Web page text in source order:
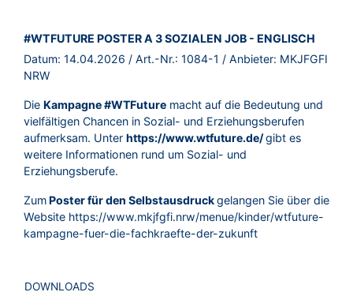
BROSCHÜRE:
#WTFUTURE POSTER A 3 SOZIALEN JOB - ENGLISCH
Datum: 14.04.2026 / Art.-Nr.: 1084-1 / Anbieter: MKJFGFI
NRW
Die Kampagne #WTFuture macht auf die Bedeutung und
vielfältigen Chancen in Sozial- und Erziehungsberufen
aufmerksam. Unter https://www.wtfuture.de/gibt es
weitere Informationen rund um Sozial- und
Erziehungsberufe.
ZumPoster für den Selbstausdruckgelangen Sie über die
Website https://www.mkjfgfi.nrw/menue/kinder/wtfuture-
kampagne-fuer-die-fachkraefte-der-zukunft
DOWNLOADS